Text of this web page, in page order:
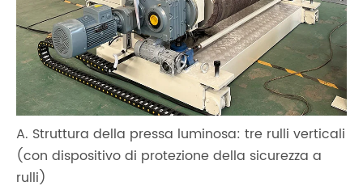
A. Struttura della pressa luminosa: tre rulli verticali
(con dispositivo di protezione della sicurezza a
rulli)